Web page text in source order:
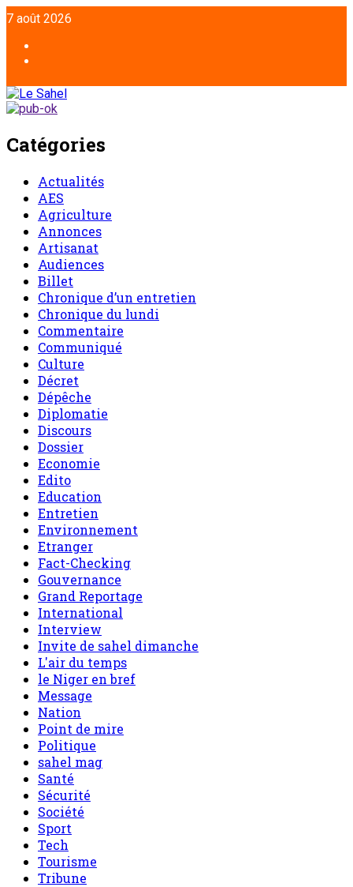
7 août 2026
Catégories
Actualités
AES
Agriculture
Annonces
Artisanat
Audiences
Billet
Chronique d’un entretien
Chronique du lundi
Commentaire
Communiqué
Culture
Décret
Dépêche
Diplomatie
Discours
Dossier
Economie
Edito
Education
Entretien
Environnement
Etranger
Fact-Checking
Gouvernance
Grand Reportage
International
Interview
Invite de sahel dimanche
L'air du temps
le Niger en bref
Message
Nation
Point de mire
Politique
sahel mag
Santé
Sécurité
Société
Sport
Tech
Tourisme
Tribune